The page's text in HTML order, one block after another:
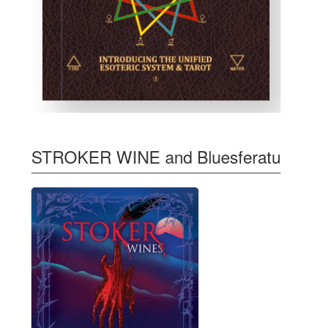
STROKER WINE and Bluesferatu